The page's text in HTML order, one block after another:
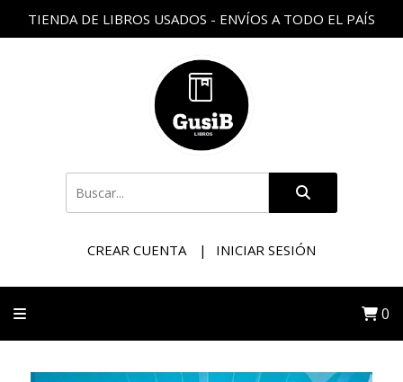
TIENDA DE LIBROS USADOS - ENVÍOS A TODO EL PAÍS
CREAR CUENTA INICIAR SESIÓN
0